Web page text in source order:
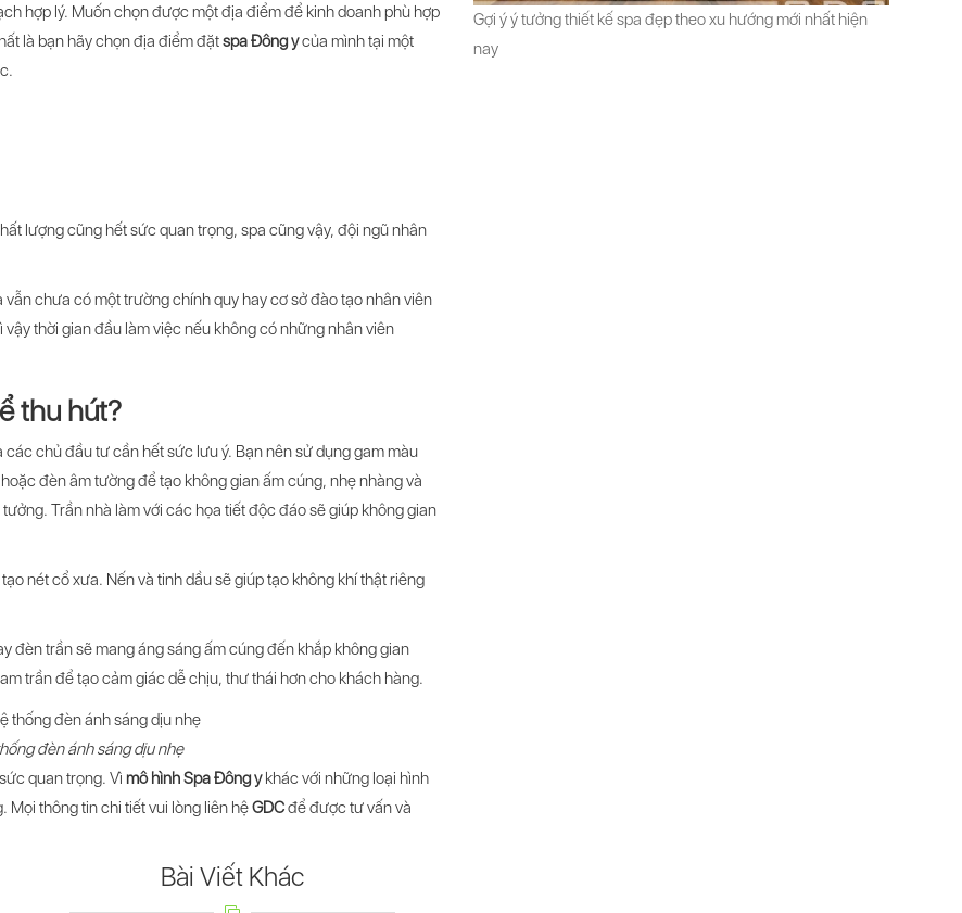
hợp lý. Muốn chọn được một địa điểm để kinh doanh phù hợp
là bạn hãy chọn địa điểm đặtspa Đông ycủa mình tại một
lượng cũng hết sức quan trọng, spa cũng vậy, đội ngũ nhân
chưa có một trường chính quy hay cơ sở đào tạo nhân viên
thời gian đầu làm việc nếu không có những nhân viên
thu hút?
chủ đầu tư cần hết sức lưu ý. Bạn nên sử dụng gam màu
đèn âm tường để tạo không gian ấm cúng, nhẹ nhàng và
Trần nhà làm với các họa tiết độc đáo sẽ giúp không gian
nét cổ xưa. Nến và tinh dầu sẽ giúp tạo không khí thật riêng
đèn trần sẽ mang áng sáng ấm cúng đến khắp không gian
trần để tạo cảm giác dễ chịu, thư thái hơn cho khách hàng.
đèn ánh sáng dịu nhẹ
quan trọng. Vì mô hình Spa Đông ykhác với những loại hình
Mọi thông tin chi tiết vui lòng liên hệGDCđể được tư vấn và
Gợi ý ý tưởng thiết kế spa đẹp theo xu hướng mới nhất hiện
nay
Bài Viết Khác